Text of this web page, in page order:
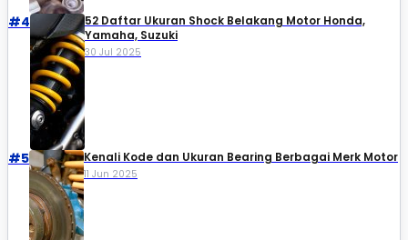
#4
52 Daftar Ukuran Shock Belakang Motor Honda,
Yamaha, Suzuki​
30 Jul 2025
#5 Kenali Kode dan Ukuran Bearing Berbagai Merk Motor
11 Jun 2025